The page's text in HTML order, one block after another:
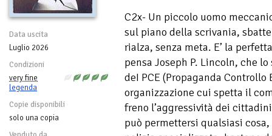
Data uscita
Luglio 2026
Condizioni
very fine
legenda
Copie disponibili
solo una copia
C2x- Un piccolo uomo
sul piano della scrivania,
rialza, senza meta. E’ la
pensa Joseph P. Lincoln, che
deI PCE (Propaganda
organizzazione cui spetta il
freno l’aggressività dei
può permettersi qualsiasi